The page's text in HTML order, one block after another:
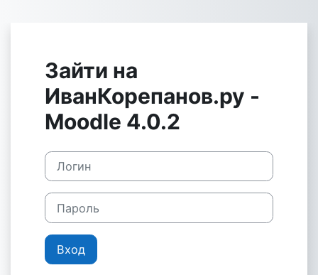
Зайти на
ИванКорепанов.ру -
Moodle 4.0.2
Логин
Пароль
Вход